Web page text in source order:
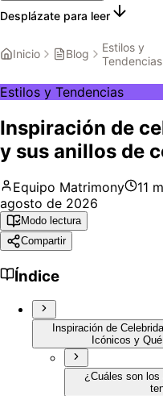
Desplázate para leer
Inicio Blog
Estilos y
Tendencias
Estilos y Tendencias
Inspiración de
y sus anillos de
Equipo Matrimony 11
agosto de 2026
Modo lectura
Compartir
Índice
Inspiración de
Icónicos y
¿Cuáles son los